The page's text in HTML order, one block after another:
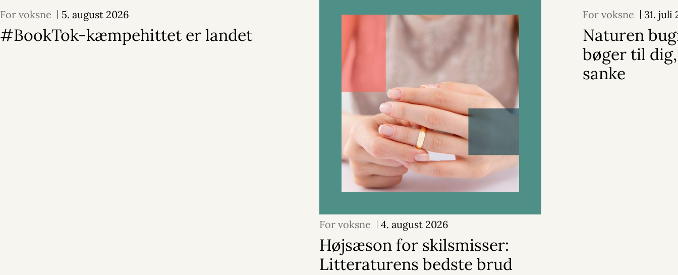
For voksne 5. august 2026
#BookTok-kæmpehittet er landet
For voksne 4. august 2026
Højsæson for skilsmisser:
Litteraturens bedste brud
For voksne 31. juli
Naturen
bøger til
sanke